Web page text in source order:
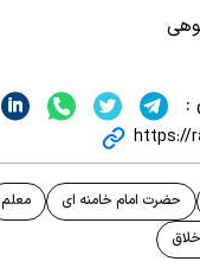
:
https://
حضرت امام خامنه ای معلم